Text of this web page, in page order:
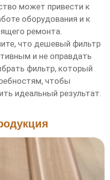
может привести к
оборудования и к
ремонта.
что дешевый фильтр
и не оправдать
фильтр, который
чтобы
идеальный результат.